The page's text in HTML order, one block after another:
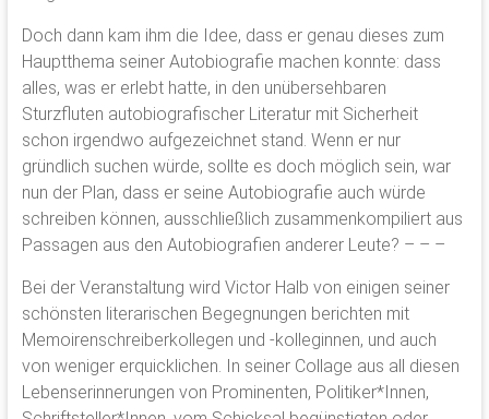
Doch dann kam ihm die Idee, dass er genau dieses zum
Hauptthema seiner Autobiografie machen konnte: dass
alles, was er erlebt hatte, in den unübersehbaren
Sturzfluten autobiografischer Literatur mit Sicherheit
schon irgendwo aufgezeichnet stand. Wenn er nur
gründlich suchen würde, sollte es doch möglich sein, war
nun der Plan, dass er seine Autobiografie auch würde
schreiben können, ausschließlich zusammenkompiliert aus
Passagen aus den Autobiografien anderer Leute? – – –
Bei der Veranstaltung wird Victor Halb von einigen seiner
schönsten literarischen Begegnungen berichten mit
Memoirenschreiberkollegen und -kolleginnen, und auch
von weniger erquicklichen. In seiner Collage aus all diesen
Lebenserinnerungen von Prominenten, Politiker*Innen,